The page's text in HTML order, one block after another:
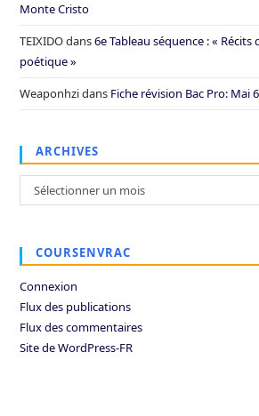
Monte Cristo
TEIXIDOdans6e Tableau séquence : «
poétique »
Weaponhzidans Fiche révision Bac Pro: Mai
ARCHIVES
Archives
Sélectionner un mois
COURSENVRAC
Connexion
Flux des publications
Flux des commentaires
Site de WordPress-FR